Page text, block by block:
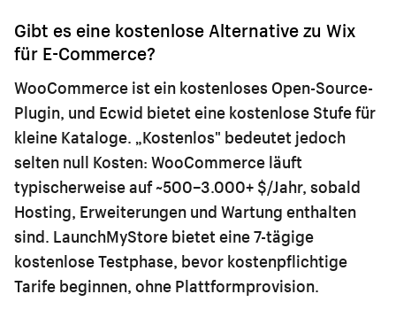
Gibt es eine kostenlose Alternative zu Wix
für E-Commerce?
WooCommerce ist ein kostenloses Open-Source-
Plugin, und Ecwid bietet eine kostenlose Stufe für
kleine Kataloge. „Kostenlos" bedeutet jedoch
selten null Kosten: WooCommerce läuft
typischerweise auf ~500–3.000+ $/Jahr, sobald
Hosting, Erweiterungen und Wartung enthalten
sind. LaunchMyStore bietet eine 7-tägige
kostenlose Testphase, bevor kostenpflichtige
Tarife beginnen, ohne Plattformprovision.